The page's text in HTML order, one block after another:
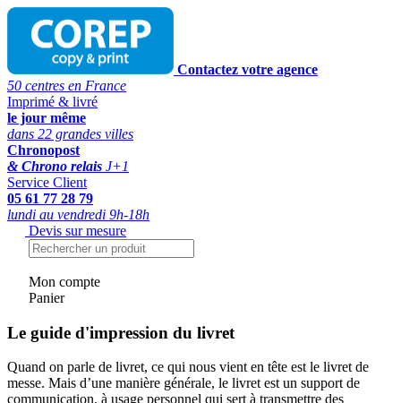
Contactez votre agence
50 centres en France
Imprimé & livré
le jour même
dans 22 grandes villes
Chronopost
& Chrono relais J+1
Service Client
05 61 77 28 79
lundi au vendredi 9h-18h
Devis sur mesure
Mon compte
Panier
Le guide d'impression du livret
Quand on parle de livret, ce qui nous vient en tête est le livret de
messe. Mais d’une manière générale, le livret est un support de
communication, à usage personnel qui sert à transmettre des